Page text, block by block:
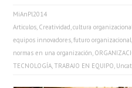
MiAnPl2014
Articulos, Creatividad,cultura
equipos innovadores,futuro organizacional,
normas en una organización,
TECNOLOGÍA, TRABAJO EN EQUIPO,